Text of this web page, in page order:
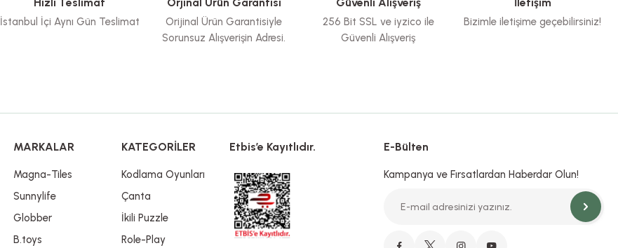
İstanbul İçi Aynı Gün Teslimat
Orijinal Ürün Garantisiyle
Sorunsuz Alışverişin Adresi.
256 Bit SSL ve iyzico ile
Güvenli Alışveriş
Bizimle iletişime geçebilirsiniz!
MARKALAR
Magna-Tiles
Sunnylife
Globber
B.toys
KATEGORİLER
Kodlama Oyunları
Çanta
İkili Puzzle
Role-Play
Etbis’e Kayıtlıdır. E-Bülten
Kampanya ve Fırsatlardan Haberdar Olun!